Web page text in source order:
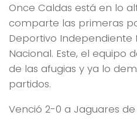
Once Caldas está en lo
comparte las primeras
Deportivo Independiente
Nacional. Este, el equipo
de las afugias y ya lo
partidos.
Venció 2-0 a Jaguares